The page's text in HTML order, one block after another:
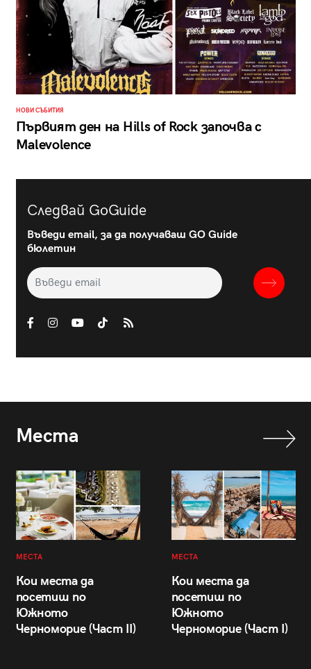
НОВИ СЪБИТИЯ
Първият ден на Hills of Rock започва с
Malevolence
Следвай GoGuide
Въведи email, за да получаваш GO Guide
бюлетин
Места
МЕСТА
Кои места да
посетиш по
Южното
Черноморие (Част II)
МЕСТА
Кои места да
посетиш по
Южното
Черноморие (Част I)